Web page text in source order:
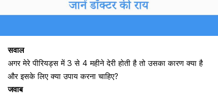
सवाल
अगर मेरे पीरियड्स में 3 से 4 महीने देरी होती है तो उसका कारण क्या है
और इसके लिए क्या उपाय करना चाहिए?
जवाब